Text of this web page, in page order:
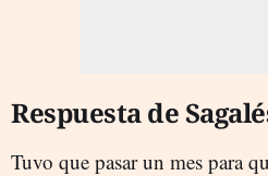
Respuesta de
Tuvo que pasar un mes para